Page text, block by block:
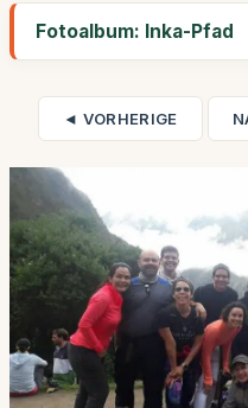
Fotoalbum: Inka-Pfad
◄ VORHERIGE